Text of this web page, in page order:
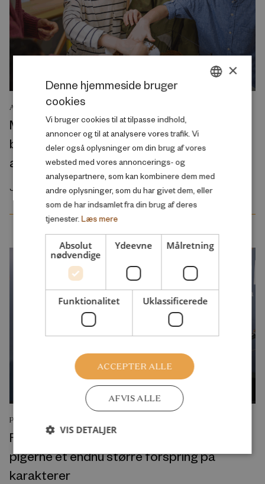
ANALYSE
Mange borgere, som er utilfredse med
børnepasning, skoler og ældrepleje, ønsker
at arbejde mindre
Juli 2026
PODCAST
Folkeskolens nye “prøvepakke” vil give
pigerne et endnu større forspring på
karakterer
×
Denne hjemmeside bruger
cookies
Vi bruger cookies til at tilpasse indhold,
annoncer og til at analysere vores trafik. Vi
deler også oplysninger om din brug af vores
websted med vores annoncerings- og
analysepartnere, som kan kombinere dem med
andre oplysninger, som du har givet dem, eller
som de har indsamlet fra din brug af deres
tjenester. Læs mere
Absolut
nødvendige
Ydeevne Målretning
Funktionalitet Uklassificerede
ACCEPTER ALLE
AFVIS ALLE
VIS DETALJER